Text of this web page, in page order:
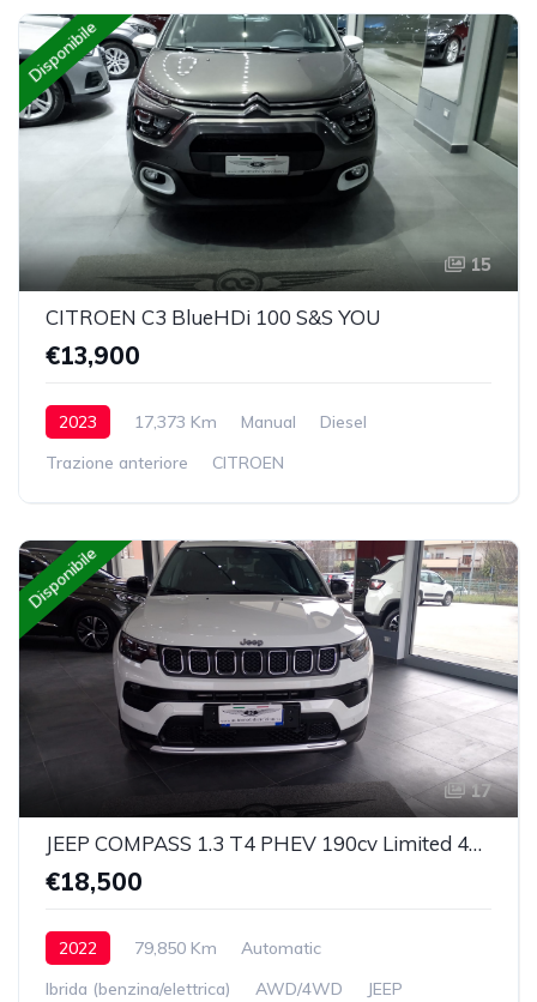
Disponibile
15
CITROEN C3 BlueHDi 100 S&S YOU
€13,900
2023 17,373 Km Manual
Diesel
Trazione anteriore
CITROEN
Disponibile
17
JEEP COMPASS 1.3 T4 PHEV 190cv Limited 4xe Auto
€18,500
2022 79,850 Km
Automatic
Ibrida (benzina/elettrica)
AWD/4WD JEEP